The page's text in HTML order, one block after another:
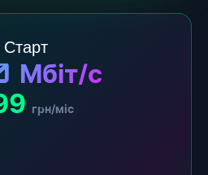
Старт
Мбіт/с
грн/міс